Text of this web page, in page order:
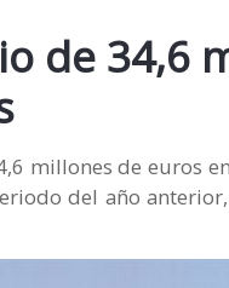
de 34,6
millones de euros
del año